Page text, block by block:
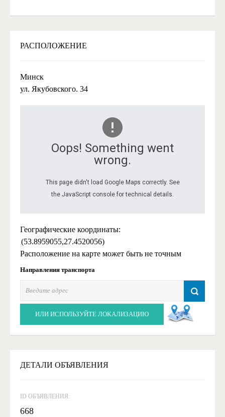
РАСПОЛОЖЕНИЕ
Минск
ул. Якубовского. 34
Oops! Something went
wrong.
This page didn't load Google Maps correctly. See
the JavaScript console for technical details.
Географические координаты:
(53.8959055,27.4520056)
Расположение на карте может быть не точным
Направления транспорта
ИЛИ ИСПОЛЬЗУЙТЕ ЛОКАЛИЗАЦИЮ
ДЕТАЛИ ОБЪЯВЛЕНИЯ
ID ОБЪЯВЛЕНИЯ:
668